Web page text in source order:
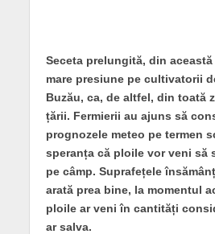
Seceta prelungită, din
mare presiune pe cultivatorii
Buzău, ca, de altfel, din toată
țării. Fermierii au ajuns să
prognozele meteo pe termen
speranța că ploile vor veni să
pe câmp. Suprafețele
arată prea bine, la momentul
ploile ar veni în cantități
ar salva.